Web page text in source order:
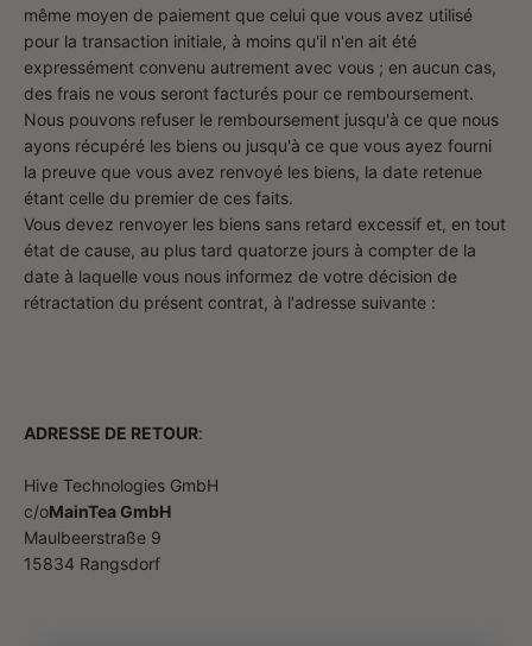
même moyen de paiement que celui que vous avez utilisé
pour la transaction initiale, à moins qu'il n'en ait été
expressément convenu autrement avec vous ; en aucun cas,
des frais ne vous seront facturés pour ce remboursement.
Nous pouvons refuser le remboursement jusqu'à ce que nous
ayons récupéré les biens ou jusqu'à ce que vous ayez fourni
la preuve que vous avez renvoyé les biens, la date retenue
étant celle du premier de ces faits.
Vous devez renvoyer les biens sans retard excessif et, en tout
état de cause, au plus tard quatorze jours à compter de la
date à laquelle vous nous informez de votre décision de
rétractation du présent contrat, à l'adresse suivante :
ADRESSE DE RETOUR:
Hive Technologies GmbH
c/oMainTea GmbH
Maulbeerstraße 9
15834 Rangsdorf